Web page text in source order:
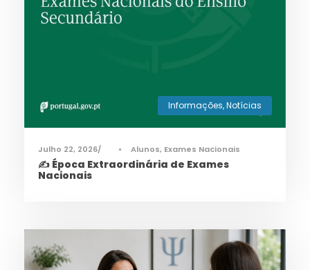
Informações,Notícias
Julho 22, 2026 • Alunos, Exames Nacionais
✍️ Época Extraordinária de Exames
Nacionais